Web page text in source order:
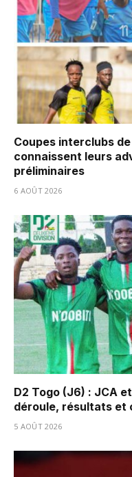
Coupes interclubs
connaissent leurs
préliminaires
6 AOÛT 2026
D2 Togo (J6) : JCA
déroule, résultats et
5 AOÛT 2026